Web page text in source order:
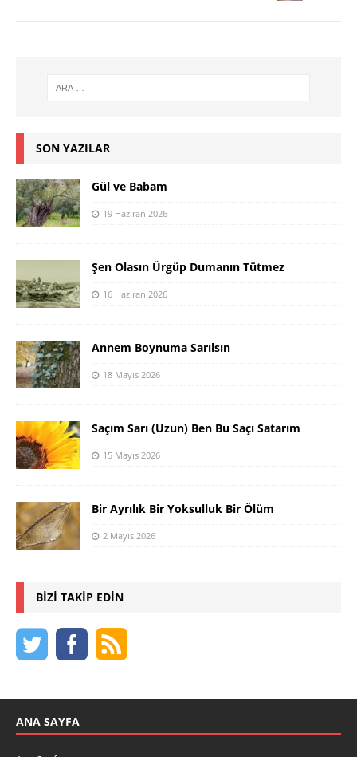
SON YAZILAR
Gül ve Babam
19 Haziran 2026
Şen Olasın Ürgüp Dumanın Tütmez
16 Haziran 2026
Annem Boynuma Sarılsın
18 Mayıs 2026
Saçım Sarı (Uzun) Ben Bu Saçı Satarım
15 Mayıs 2026
Bir Ayrılık Bir Yoksulluk Bir Ölüm
2 Mayıs 2026
BIZI TAKIP EDIN
ANA SAYFA